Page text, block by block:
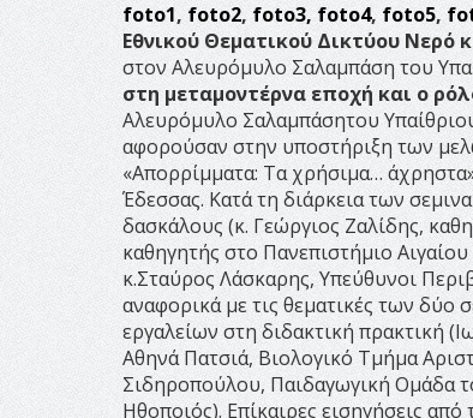
foto1, foto2,foto3, foto4,foto5,
Εθνικού Θεματικού Δικτύου Νερό
στον Αλευρόμυλο Σαλαμπάση του
στη μεταμοντέρνα εποχή και ο
Αλευρόμυλο Σαλαμπάσητου
αφορούσαν στην υποστήριξη των
«Απορρίμματα: Τα χρήσιμα…
Έδεσσας. Κατά τη διάρκεια των
δασκάλους (κ. Γεώργιος Ζαλίδης,
καθηγητής στο Πανεπιστήμιο
κ.Σταύρος Λάσκαρης, Υπεύθυνοι
αναφορικά με τις θεματικές των δύο
εργαλείων στη διδακτική πρακτική
Αθηνά Πατσιά, Βιολογικό Τμήμα
Σιδηροπούλου, Παιδαγωγική Ομάδα
Ηθοποιός). Επίκαιρες εισηγήσεις